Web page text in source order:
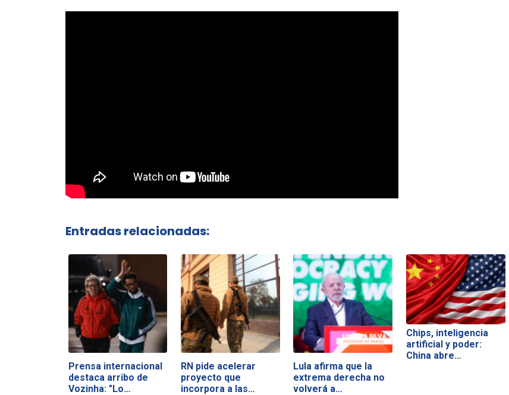
Entradas relacionadas:
Prensa internacional
destaca arribo de
Vozinha: "Lo…
RN pide acelerar
proyecto que
incorpora a las…
Lula afirma que la
extrema derecha no
volverá a…
Chips, inteligencia
artificial y poder:
China abre…